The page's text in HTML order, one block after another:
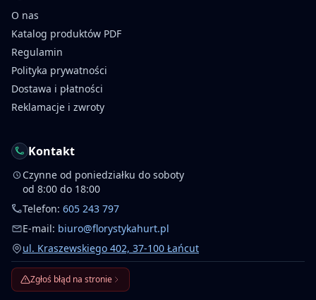
O nas
Katalog produktów PDF
Regulamin
Polityka prywatności
Dostawa i płatności
Reklamacje i zwroty
Kontakt
Czynne od poniedziałku do soboty
od 8:00 do 18:00
Telefon: 605 243 797
E-mail: biuro@florystykahurt.pl
ul. Kraszewskiego 402, 37-100 Łańcut
Zgłoś błąd na stronie